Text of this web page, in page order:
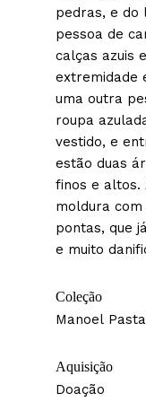
pedras, e do
pessoa de
calças azuis
extremidade
uma outra
roupa
vestido, e
estão duas
finos e altos.
moldura
pontas, que
e muito
Coleção
Manoel
Aquisição
Doação